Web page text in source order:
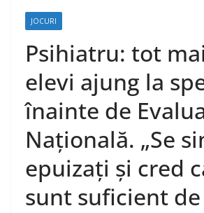
JOCURI
Psihiatru: tot
elevi ajung la
înainte de
Națională. „Se
epuizați și cred
sunt suficient